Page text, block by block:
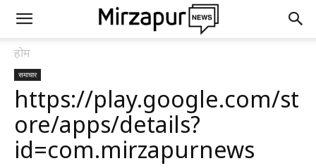
होम
समाचार
https://play.google.com/st
ore/apps/details?
id=com.mirzapurnews